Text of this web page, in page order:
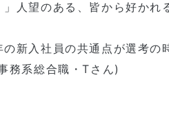
人望のある、皆から好かれ
新入社員の共通点が選考の
務系総合職・Tさん)